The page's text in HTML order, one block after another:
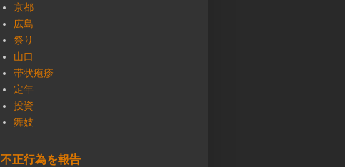
京都
広島
祭り
山口
帯状疱疹
定年
投資
舞妓
不正行為を報告